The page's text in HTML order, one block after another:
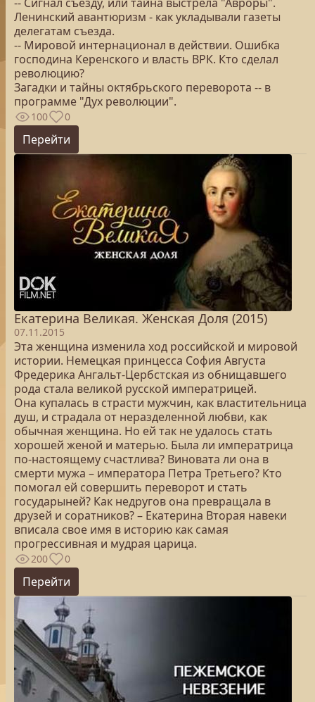
Ленинский авантюризм - как укладывали газеты
делегатам съезда.
-- Мировой интернационал в действии. Ошибка
господина Керенского и власть ВРК. Кто сделал
революцию?
Загадки и тайны октябрьского переворота -- в
программе "Дух революции".
100 0
Перейти
Екатерина Великая. Женская Доля (2015)
07.11.2015
Эта женщина изменила ход российской и мировой
истории. Немецкая принцесса София Августа
Фредерика Ангальт-Цербстская из обнищавшего
рода стала великой русской императрицей.
Она купалась в страсти мужчин, как властительница
душ, и страдала от неразделенной любви, как
обычная женщина. Но ей так не удалось стать
хорошей женой и матерью. Была ли императрица
по-настоящему счастлива? Виновата ли она в
смерти мужа – императора Петра Третьего? Кто
помогал ей совершить переворот и стать
государыней? Как недругов она превращала в
друзей и соратников? – Екатерина Вторая навеки
вписала свое имя в историю как самая
прогрессивная и мудрая царица.
200 0
Перейти